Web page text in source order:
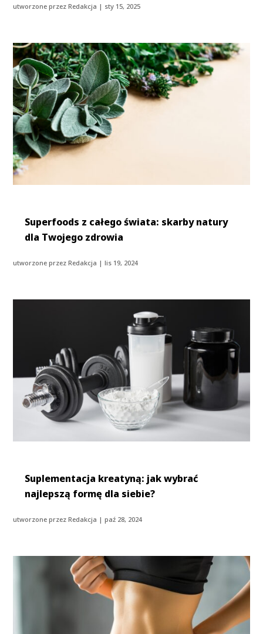
utworzone przezRedakcja | sty 15, 2025
Superfoods z całego świata: skarby natury
dla Twojego zdrowia
utworzone przezRedakcja |lis 19, 2024
Suplementacja kreatyną: jak wybrać
najlepszą formę dla siebie?
utworzone przezRedakcja |paź 28, 2024